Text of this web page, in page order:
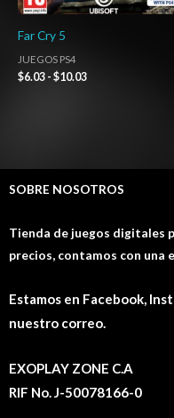
Far Cry 5
JUEGOS PS4
$6.03 - $10.03
SOBRE NOSOTROS
Tienda de juegos digitales
precios, contamos con una
Estamos en Facebook,
nuestro correo.
EXOPLAY ZONE C.A
RIF No. J-50078166-0